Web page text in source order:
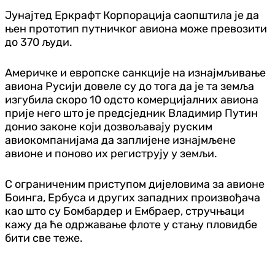
Јунајтед Еркрафт Корпорација саопштила је да
њен прототип путничког авиона може превозити
до 370 људи.
Америчке и европске санкције на изнајмљивање
авиона Русији довеле су до тога да је та земља
изгубила скоро 10 одсто комерцијалних авиона
прије него што је предсједник Владимир Путин
донио законе који дозвољавају руским
авиокомпанијама да заплијене изнајмљене
авионе и поново их региструју у земљи.
С ограниченим приступом дијеловима за авионе
Боинга, Ербуса и других западних произвођача
као што су Бомбардер и Ембраер, стручњаци
кажу да ће одржавање флоте у стању пловидбе
бити све теже.